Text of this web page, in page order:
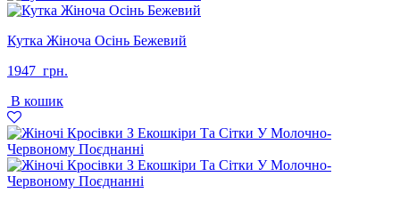
Кутка Жіноча Осінь Бежевий
1947 грн.
В кошик